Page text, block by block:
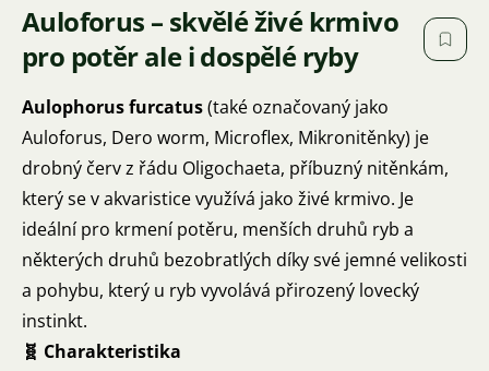
Auloforus – skvělé živé krmivo
pro potěr ale i dospělé ryby
Aulophorus furcatus(také označovaný jako
Auloforus, Dero worm, Microflex, Mikronitěnky) je
drobný červ z řádu Oligochaeta, příbuzný nitěnkám,
který se v akvaristice využívá jako živé krmivo. Je
ideální pro krmení potěru, menších druhů ryb a
některých druhů bezobratlých díky své jemné velikosti
a pohybu, který u ryb vyvolává přirozený lovecký
instinkt.
🧬 Charakteristika